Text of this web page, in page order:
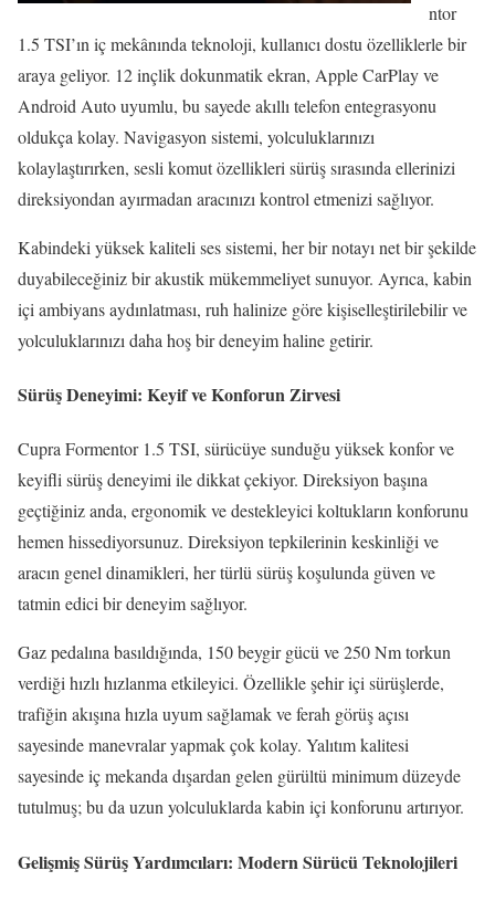
ntor
1.5 TSI’ın iç mekânında teknoloji, kullanıcı dostu özelliklerle bir
araya geliyor. 12 inçlik dokunmatik ekran, Apple CarPlay ve
Android Auto uyumlu, bu sayede akıllı telefon entegrasyonu
oldukça kolay. Navigasyon sistemi, yolculuklarınızı
kolaylaştırırken, sesli komut özellikleri sürüş sırasında ellerinizi
direksiyondan ayırmadan aracınızı kontrol etmenizi sağlıyor.
Kabindeki yüksek kaliteli ses sistemi, her bir notayı net bir şekilde
duyabileceğiniz bir akustik mükemmeliyet sunuyor. Ayrıca, kabin
içi ambiyans aydınlatması, ruh halinize göre kişiselleştirilebilir ve
yolculuklarınızı daha hoş bir deneyim haline getirir.
Sürüş Deneyimi: Keyif ve Konforun Zirvesi
Cupra Formentor 1.5 TSI, sürücüye sunduğu yüksek konfor ve
keyifli sürüş deneyimi ile dikkat çekiyor. Direksiyon başına
geçtiğiniz anda, ergonomik ve destekleyici koltukların konforunu
hemen hissediyorsunuz. Direksiyon tepkilerinin keskinliği ve
aracın genel dinamikleri, her türlü sürüş koşulunda güven ve
tatmin edici bir deneyim sağlıyor.
Gaz pedalına basıldığında, 150 beygir gücü ve 250 Nm torkun
verdiği hızlı hızlanma etkileyici. Özellikle şehir içi sürüşlerde,
trafiğin akışına hızla uyum sağlamak ve ferah görüş açısı
sayesinde manevralar yapmak çok kolay. Yalıtım kalitesi
sayesinde iç mekanda dışardan gelen gürültü minimum düzeyde
tutulmuş; bu da uzun yolculuklarda kabin içi konforunu artırıyor.
Gelişmiş Sürüş Yardımcıları: Modern Sürücü Teknolojileri